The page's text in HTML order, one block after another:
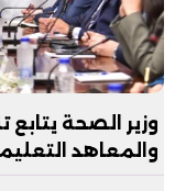
وزير الصحة
والمعاهد